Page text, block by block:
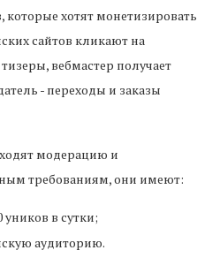
которые хотят монетизировать
сайтов кликают на
вебмастер получает
- переходы и заказы
модерацию и
требованиям, они имеют:
уников в сутки;
аудиторию.